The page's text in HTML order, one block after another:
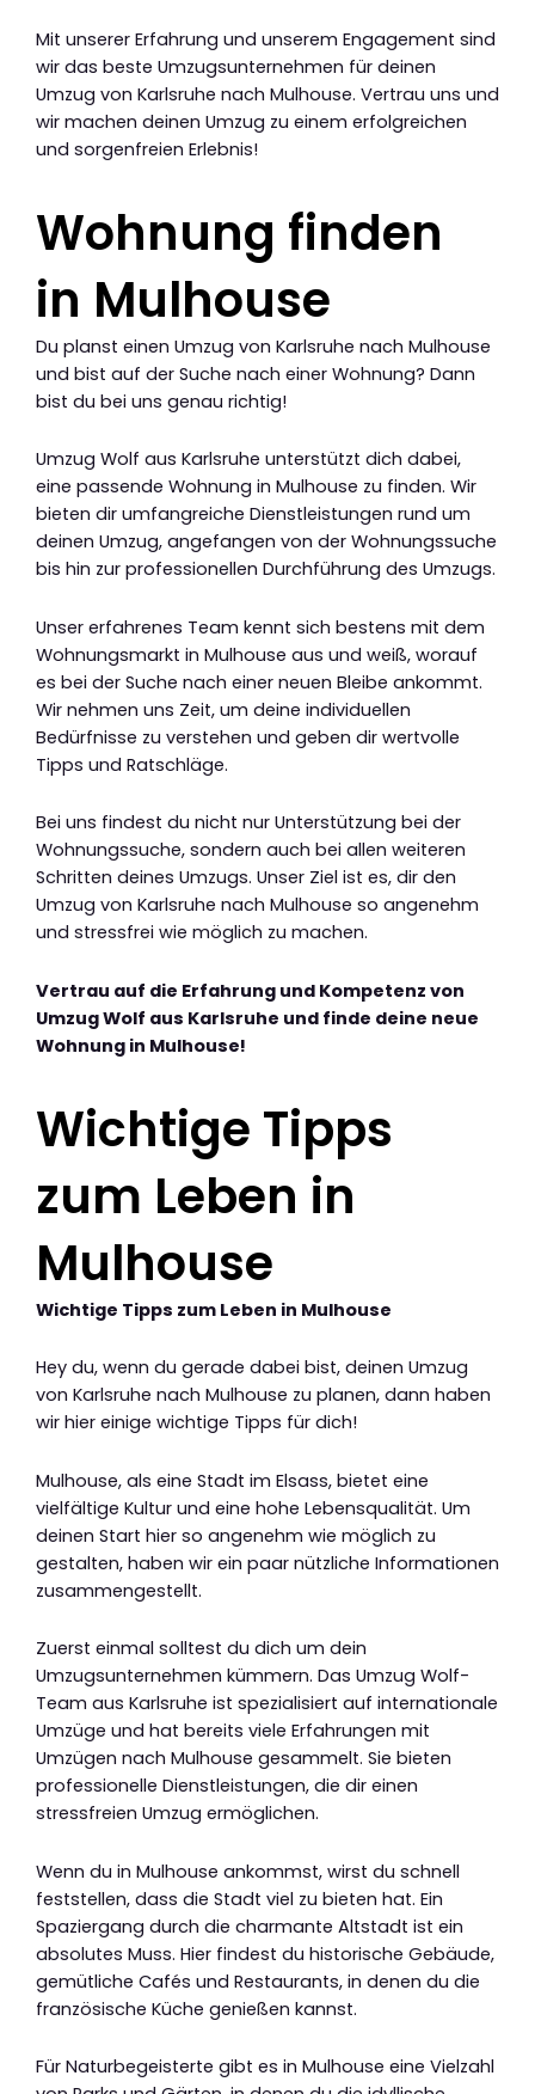
Mit unserer Erfahrung und unserem Engagement sind
wir das beste Umzugsunternehmen für deinen
Umzug von Karlsruhe nach Mulhouse. Vertrau uns und
wir machen deinen Umzug zu einem erfolgreichen
und sorgenfreien Erlebnis!
Wohnung finden
in Mulhouse
Du planst einen Umzug von Karlsruhe nach Mulhouse
und bist auf der Suche nach einer Wohnung? Dann
bist du bei uns genau richtig!
Umzug Wolf aus Karlsruhe unterstützt dich dabei,
eine passende Wohnung in Mulhouse zu finden. Wir
bieten dir umfangreiche Dienstleistungen rund um
deinen Umzug, angefangen von der Wohnungssuche
bis hin zur professionellen Durchführung des Umzugs.
Unser erfahrenes Team kennt sich bestens mit dem
Wohnungsmarkt in Mulhouse aus und weiß, worauf
es bei der Suche nach einer neuen Bleibe ankommt.
Wir nehmen uns Zeit, um deine individuellen
Bedürfnisse zu verstehen und geben dir wertvolle
Tipps und Ratschläge.
Bei uns findest du nicht nur Unterstützung bei der
Wohnungssuche, sondern auch bei allen weiteren
Schritten deines Umzugs. Unser Ziel ist es, dir den
Umzug von Karlsruhe nach Mulhouse so angenehm
und stressfrei wie möglich zu machen.
Vertrau auf die Erfahrung und Kompetenz von
Umzug Wolf aus Karlsruhe und finde deine neue
Wohnung in Mulhouse!
Wichtige Tipps
zum Leben in
Mulhouse
Wichtige Tipps zum Leben in Mulhouse
Hey du, wenn du gerade dabei bist, deinen Umzug
von Karlsruhe nach Mulhouse zu planen, dann haben
wir hier einige wichtige Tipps für dich!
Mulhouse, als eine Stadt im Elsass, bietet eine
vielfältige Kultur und eine hohe Lebensqualität. Um
deinen Start hier so angenehm wie möglich zu
gestalten, haben wir ein paar nützliche Informationen
zusammengestellt.
Zuerst einmal solltest du dich um dein
Umzugsunternehmen kümmern. Das Umzug Wolf-
Team aus Karlsruhe ist spezialisiert auf internationale
Umzüge und hat bereits viele Erfahrungen mit
Umzügen nach Mulhouse gesammelt. Sie bieten
professionelle Dienstleistungen, die dir einen
stressfreien Umzug ermöglichen.
Wenn du in Mulhouse ankommst, wirst du schnell
feststellen, dass die Stadt viel zu bieten hat. Ein
Spaziergang durch die charmante Altstadt ist ein
absolutes Muss. Hier findest du historische Gebäude,
gemütliche Cafés und Restaurants, in denen du die
französische Küche genießen kannst.
Für Naturbegeisterte gibt es in Mulhouse eine Vielzahl